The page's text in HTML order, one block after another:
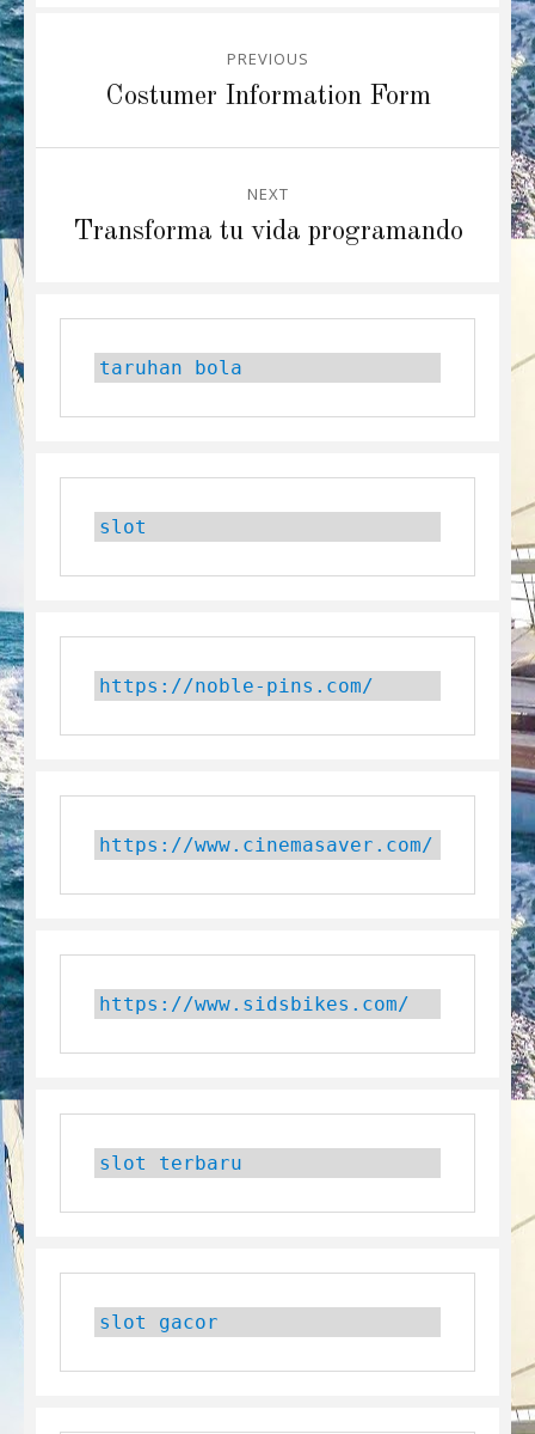
navigation
PREVIOUS
PreviousCostumer Information Form
NEXT
NextTransforma tu vida programando
taruhan bola
slot
https://noble-pins.com/
https://www.cinemasaver.com/
https://www.sidsbikes.com/
slot terbaru
slot gacor